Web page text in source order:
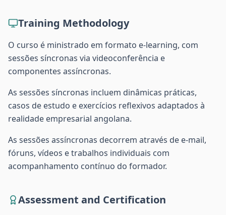
Training Methodology
O curso é ministrado em formato e-learning, com
sessões síncronas via videoconferência e
componentes assíncronas.
As sessões síncronas incluem dinâmicas práticas,
casos de estudo e exercícios reflexivos adaptados à
realidade empresarial angolana.
As sessões assíncronas decorrem através de e-mail,
fóruns, vídeos e trabalhos individuais com
acompanhamento contínuo do formador.
Assessment and Certification